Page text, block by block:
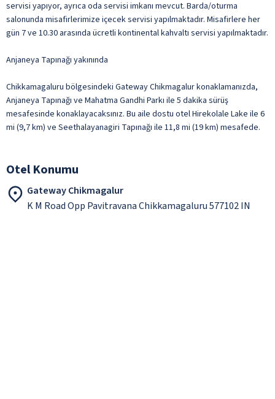
servisi yapıyor, ayrıca oda servisi imkanı mevcut. Barda/oturma
salonunda misafirlerimize içecek servisi yapılmaktadır. Misafirlere her
gün 7 ve 10.30 arasında ücretli kontinental kahvaltı servisi yapılmaktadır.
Anjaneya Tapınağı yakınında
Chikkamagaluru bölgesindeki Gateway Chikmagalur konaklamanızda,
Anjaneya Tapınağı ve Mahatma Gandhi Parkı ile 5 dakika sürüş
mesafesinde konaklayacaksınız. Bu aile dostu otel Hirekolale Lake ile 6
mi (9,7 km) ve Seethalayanagiri Tapınağı ile 11,8 mi (19 km) mesafede.
Otel Konumu
Gateway Chikmagalur
K M Road Opp Pavitravana Chikkamagaluru 577102 IN